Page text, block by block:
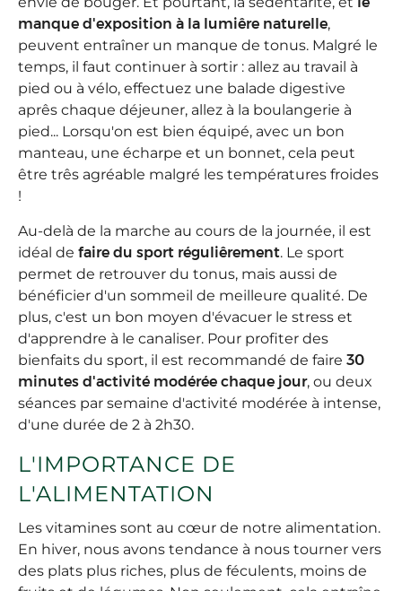
manque d'exposition à la lumiêre naturelle,
peuvent entraîner un manque de tonus. Malgré le
temps, il faut continuer à sortir : allez au travail à
pied ou à vélo, effectuez une balade digestive
aprês chaque déjeuner, allez à la boulangerie à
pied... Lorsqu'on est bien équipé, avec un bon
manteau, une écharpe et un bonnet, cela peut
être três agréable malgré les températures froides
!
Au-delà de la marche au cours de la journée, il est
idéal de faire du sport réguliêrement. Le sport
permet de retrouver du tonus, mais aussi de
bénéficier d'un sommeil de meilleure qualité. De
plus, c'est un bon moyen d'évacuer le stress et
d'apprendre à le canaliser. Pour profiter des
bienfaits du sport, il est recommandé de faire 30
minutes d'activité modérée chaque jour, ou deux
séances par semaine d'activité modérée à intense,
d'une durée de 2 à 2h30.
L'IMPORTANCE DE
L'ALIMENTATION
Les vitamines sont au cœur de notre alimentation.
En hiver, nous avons tendance à nous tourner vers
des plats plus riches, plus de féculents, moins de